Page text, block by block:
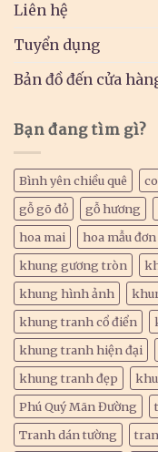
Liên hệ
Tuyển dụng
Bản đồ đến cửa
Bạn đang tìm gì?
Bình yên chiều quê
gỗ gõ đỏ
gỗ hương
hoa mai
hoa mẫu đơn
khung gương tròn
khung hình ảnh
khung tranh cổ điển
khung tranh hiện đại
khung tranh đẹp
Phú Quý Mãn Đường
Tranh dán tường